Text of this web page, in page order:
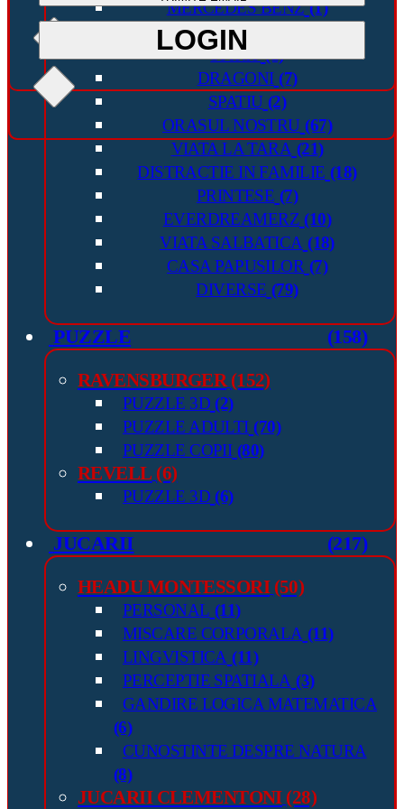
MERCEDES BENZ (1)
INAPOI IN VIITOR
SPIRIT (1)
DRAGONI (7)
SPATIU (2)
ORASUL NOSTRU (67)
VIATA LA TARA (21)
DISTRACTIE IN FAMILIE (18)
PRINTESE (7)
EVERDREAMERZ (10)
VIATA SALBATICA (18)
CASA PAPUSILOR (7)
DIVERSE (79)
PUZZLE (158)
RAVENSBURGER (152)
PUZZLE 3D (2)
PUZZLE ADULTI (70)
PUZZLE COPII (80)
REVELL (6)
PUZZLE 3D (6)
JUCARII (217)
HEADU MONTESSORI (50)
PERSONAL (11)
MISCARE CORPORALA (11)
LINGVISTICA (11)
PERCEPTIE SPATIALA (3)
GANDIRE LOGICA MATEMATICA
(6)
CUNOSTINTE DESPRE NATURA
(8)
JUCARII CLEMENTONI (28)
LOGIN
LOGIN